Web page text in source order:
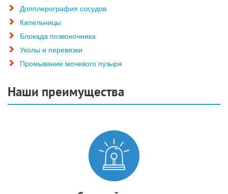
Допплерография сосудов
Капельницы
Блокада позвоночника
Уколы и перевязки
Промывание мочевого пузыря
Наши преимущества